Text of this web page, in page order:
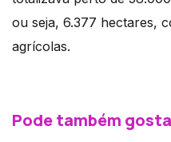
ou seja, 6.377 hectares,
agrícolas.
Pode também